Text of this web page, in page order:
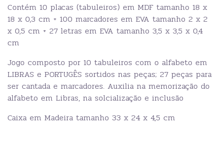
Contém 10 placas (tabuleiros) em MDF tamanho 18 x
18 x 0,3 cm + 100 marcadores em EVA tamanho 2 x 2
x 0,5 cm + 27 letras em EVA tamanho 3,5 x 3,5 x 0,4
cm
Jogo composto por 10 tabuleiros com o alfabeto em
LIBRAS e PORTUGÊS sortidos nas peças; 27 peças para
ser cantada e marcadores. Auxilia na memorização do
alfabeto em Libras, na solcialização e inclusão
Caixa em Madeira tamanho 33 x 24 x 4,5 cm